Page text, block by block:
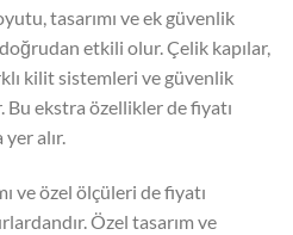
tasarımı ve ek güvenlik
etkili olur. Çelik kapılar,
kilit sistemleri ve güvenlik
Bu ekstra özellikler de fiyatı
alır.
ve özel ölçüleri de fiyatı
Özel tasarım ve